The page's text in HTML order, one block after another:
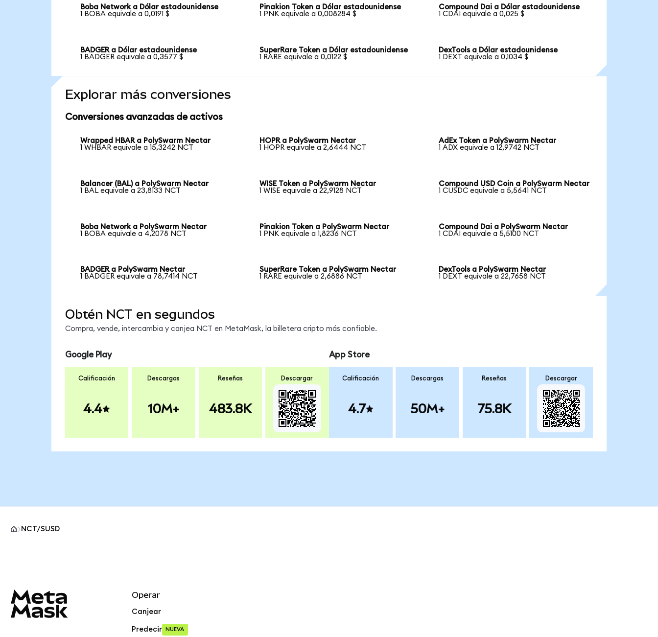
Boba Network a Dólar estadounidense
1 BOBA equivale a 0,0191 $
Pinakion Token a Dólar estadounidense
1 PNK equivale a 0,008284 $
Compound Dai a Dólar estadounidense
1 CDAI equivale a 0,025 $
BADGER a Dólar estadounidense
1 BADGER equivale a 0,3577 $
SuperRare Token a Dólar estadounidense
1 RARE equivale a 0,0122 $
DexTools a Dólar estadounidense
1 DEXT equivale a 0,1034 $
Explorar más conversiones
Conversiones avanzadas de activos
Wrapped HBAR a PolySwarm Nectar
1 WHBAR equivale a 15,3242 NCT
HOPR a PolySwarm Nectar
1 HOPR equivale a 2,6444 NCT
AdEx Token a PolySwarm Nectar
1 ADX equivale a 12,9742 NCT
Balancer (BAL) a PolySwarm Nectar
1 BAL equivale a 23,8133 NCT
WISE Token a PolySwarm Nectar
1 WISE equivale a 22,9128 NCT
Compound USD Coin a PolySwarm Nectar
1 CUSDC equivale a 5,5641 NCT
Boba Network a PolySwarm Nectar
1 BOBA equivale a 4,2078 NCT
Pinakion Token a PolySwarm Nectar
1 PNK equivale a 1,8236 NCT
Compound Dai a PolySwarm Nectar
1 CDAI equivale a 5,5100 NCT
BADGER a PolySwarm Nectar
1 BADGER equivale a 78,7414 NCT
SuperRare Token a PolySwarm Nectar
1 RARE equivale a 2,6886 NCT
DexTools a PolySwarm Nectar
1 DEXT equivale a 22,7658 NCT
Obtén NCT en segundos
Compra, vende, intercambia y canjea NCT en MetaMask, la billetera cripto más confiable.
Google Play
Calificación
4.4
Descargas
10M+
Reseñas
483.8K
Descargar
App Store
Calificación
4.7
Descargas
50M+
Reseñas
75.8K
Descargar
NCT/SUSD
Operar
Canjear
Predecir NUEVA